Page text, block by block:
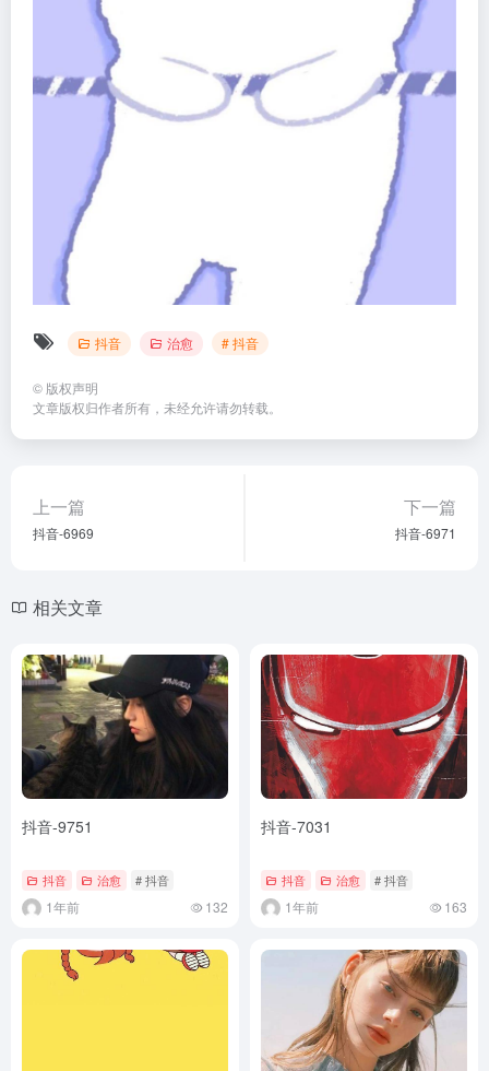
抖音 治愈 # 抖音
© 版权声明
文章版权归作者所有，未经允许请勿转载。
上一篇
抖音-6969
下一篇
抖音-6971
相关文章
抖音-9751
抖音 治愈 # 抖音
1年前 132
抖音-7031
抖音 治愈 # 抖音
1年前 163